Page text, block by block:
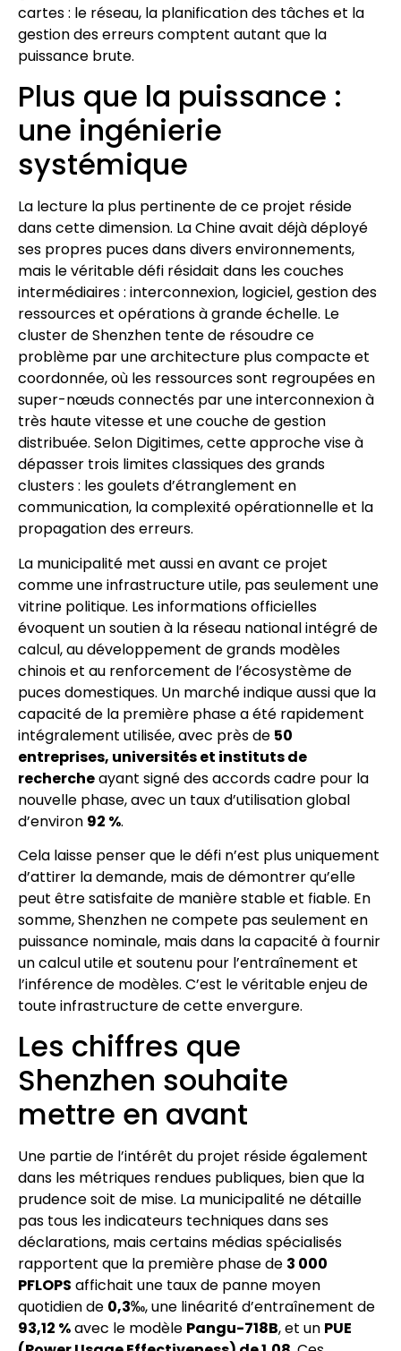
cartes : le réseau, la planification des tâches et la
gestion des erreurs comptent autant que la
puissance brute.
Plus que la puissance :
une ingénierie
systémique
La lecture la plus pertinente de ce projet réside
dans cette dimension. La Chine avait déjà déployé
ses propres puces dans divers environnements,
mais le véritable défi résidait dans les couches
intermédiaires : interconnexion, logiciel, gestion des
ressources et opérations à grande échelle. Le
cluster de Shenzhen tente de résoudre ce
problème par une architecture plus compacte et
coordonnée, où les ressources sont regroupées en
super-nœuds connectés par une interconnexion à
très haute vitesse et une couche de gestion
distribuée. Selon Digitimes, cette approche vise à
dépasser trois limites classiques des grands
clusters : les goulets d’étranglement en
communication, la complexité opérationnelle et la
propagation des erreurs.
La municipalité met aussi en avant ce projet
comme une infrastructure utile, pas seulement une
vitrine politique. Les informations officielles
évoquent un soutien à la réseau national intégré de
calcul, au développement de grands modèles
chinois et au renforcement de l’écosystème de
puces domestiques. Un marché indique aussi que la
capacité de la première phase a été rapidement
intégralement utilisée, avec près de 50
entreprises, universités et instituts de
rechercheayant signé des accords cadre pour la
nouvelle phase, avec un taux d’utilisation global
d’environ 92 %.
Cela laisse penser que le défi n’est plus uniquement
d’attirer la demande, mais de démontrer qu’elle
peut être satisfaite de manière stable et fiable. En
somme, Shenzhen ne compete pas seulement en
puissance nominale, mais dans la capacité à fournir
un calcul utile et soutenu pour l’entraînement et
l’inférence de modèles. C’est le véritable enjeu de
toute infrastructure de cette envergure.
Les chiffres que
Shenzhen souhaite
mettre en avant
Une partie de l’intérêt du projet réside également
dans les métriques rendues publiques, bien que la
prudence soit de mise. La municipalité ne détaille
pas tous les indicateurs techniques dans ses
déclarations, mais certains médias spécialisés
rapportent que la première phase de 3 000
PFLOPS affichait une taux de panne moyen
quotidien de 0,3‰, une linéarité d’entraînement de
93,12 %avec le modèle Pangu-718B, et un PUE